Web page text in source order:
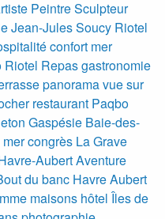
Peintre Sculpteur
Jean-Jules Soucy Riotel
confort mer
Riotel Repas gastronomie
panorama vue sur
restaurant Paqbo
Gaspésie Baie-des-
congrès La Grave
AubertAventure
du banc Havre Aubert
maisons hôtel Îles de